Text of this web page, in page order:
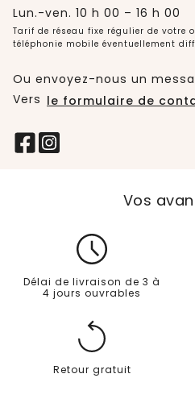
Lun.-ven. 10 h 00 – 16 h 00
Tarif de réseau fixe régulier de votre
téléphonie mobile éventuellement
Ou envoyez-nous un
Vers le formulaire de
Vos
Délai de livraison de 3 à
4 jours ouvrables
Retour gratuit